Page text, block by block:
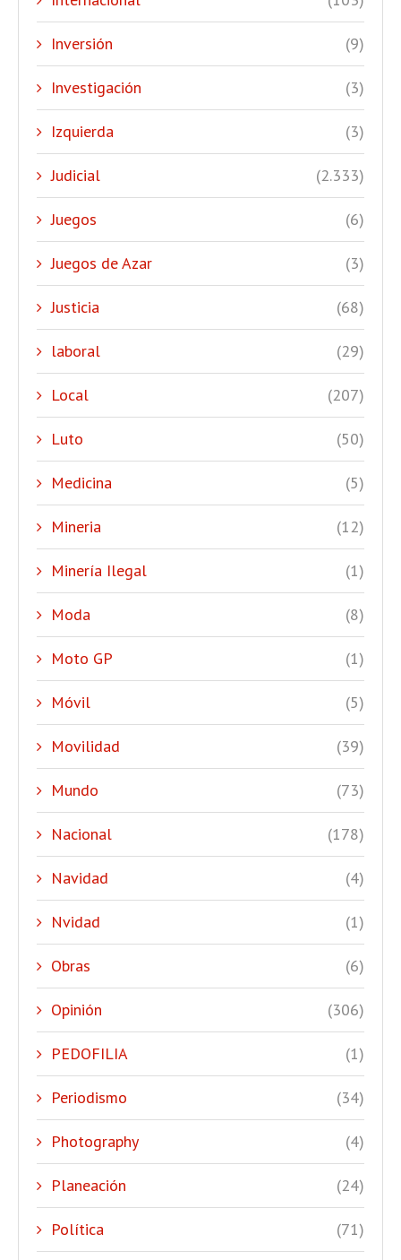
Inversión (9)
Investigación (3)
Izquierda (3)
Judicial (2.333)
Juegos (6)
Juegos de Azar (3)
Justicia (68)
laboral (29)
Local (207)
Luto (50)
Medicina (5)
Mineria (12)
Minería Ilegal (1)
Moda (8)
Moto GP (1)
Móvil (5)
Movilidad (39)
Mundo (73)
Nacional (178)
Navidad (4)
Nvidad (1)
Obras (6)
Opinión (306)
PEDOFILIA (1)
Periodismo (34)
Photography (4)
Planeación (24)
Política (71)